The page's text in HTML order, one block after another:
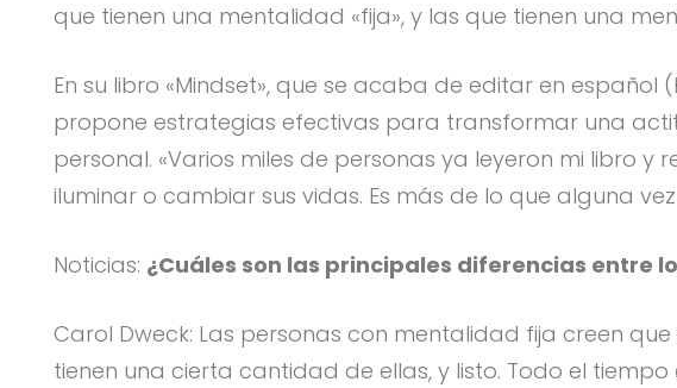
que tienen una mentalidad «fija», y las que tienen una
En su libro «Mindset», que se acaba de editar en
propone estrategias efectivas para transformar una
personal. «Varios miles de personas ya leyeron mi libro
iluminar o cambiar sus vidas. Es más de lo que alguna
Noticias: ¿Cuáles son las principales diferencias entre
Carol Dweck: Las personas con mentalidad fija creen
tienen una cierta cantidad de ellas, y listo. Todo el